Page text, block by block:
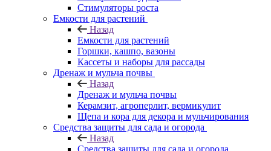
Стимуляторы роста
Емкости для растений
Назад
Емкости для растений
Горшки, кашпо, вазоны
Кассеты и наборы для рассады
Дренаж и мульча почвы
Назад
Дренаж и мульча почвы
Керамзит, агроперлит, вермикулит
Щепа и кора для декора и мульчирования
Средства защиты для сада и огорода
Назад
Средства защиты для сада и огорода